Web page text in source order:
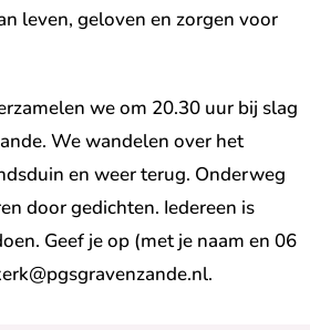
leven, geloven en zorgen voor
we om 20.30 uur bij slag
We wandelen over het
en weer terug. Onderweg
door gedichten. Iedereen is
Geef je op (met je naam en 06